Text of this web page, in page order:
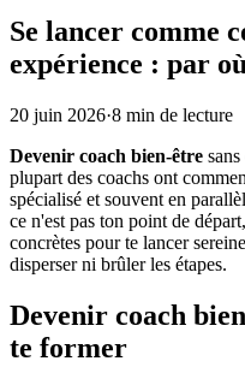
Se lancer comme
expérience : par
20 juin 2026·8 min de lecture
Devenir coach bien-être
plupart des coachs ont
spécialisé et souvent en
ce n'est pas ton point de
concrètes pour te lancer
disperser ni brûler les étapes.
Devenir coach
te former